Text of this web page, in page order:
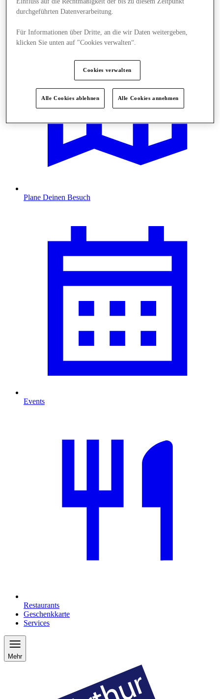
Plane Deinen Besuch
Events
Restaurants
Geschenkkarte
Services
Mehr
durchgeführten Datenverarbeitung.
Für Informationen über Dritte, an die wir Daten weitergeben,
klicken Sie unten auf "Cookies verwalten“.
Cookies verwalten
Alle Cookies ablehnen Alle Cookies annehmen